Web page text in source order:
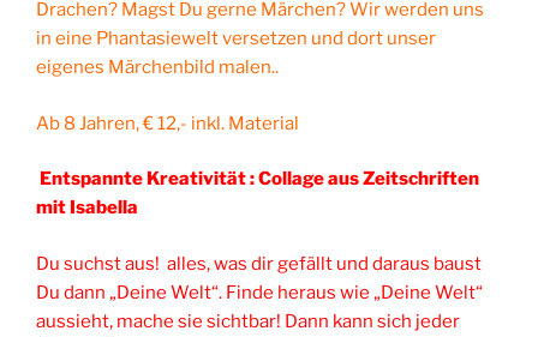
Drachen? Magst Du gerne Märchen? Wir werden uns
in eine Phantasiewelt versetzen und dort unser
eigenes Märchenbild malen..
Ab 8 Jahren, € 12,- inkl. Material
Entspannte Kreativität : Collage aus Zeitschriften
mit Isabella
Du suchst aus! alles, was dir gefällt und daraus baust
Du dann „Deine Welt“. Finde heraus wie „Deine Welt“
aussieht, mache sie sichtbar! Dann kann sich jeder